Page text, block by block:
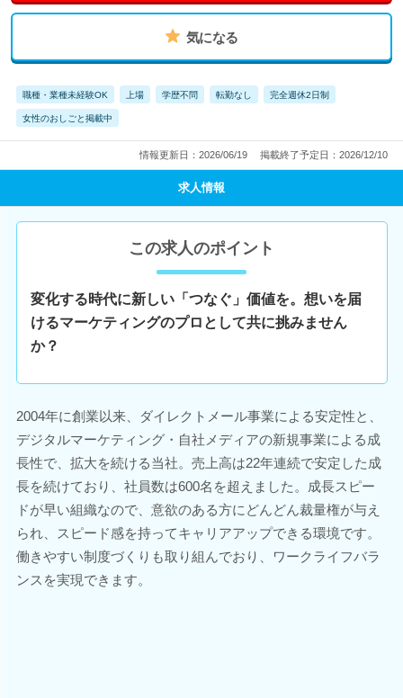
気になる
職種・業種未経験OK 上場 学歴不問 転勤なし 完全週休2日制
女性のおしごと掲載中
情報更新日：2026/06/19 掲載終了予定日：2026/12/10
求人情報
この求人のポイント
変化する時代に新しい「つなぐ」価値を。想いを届
けるマーケティングのプロとして共に挑みません
か？
2004年に創業以来、ダイレクトメール事業による安定性と、
デジタルマーケティング・自社メディアの新規事業による成
長性で、拡大を続ける当社。売上高は22年連続で安定した成
長を続けており、社員数は600名を超えました。成長スピー
ドが早い組織なので、意欲のある方にどんどん裁量権が与え
られ、スピード感を持ってキャリアアップできる環境です。
働きやすい制度づくりも取り組んでおり、ワークライフバラ
ンスを実現できます。